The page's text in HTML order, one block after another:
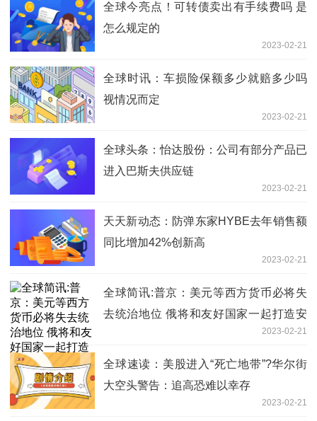
全球今亮点！可转债卖出有手续费吗 是
怎么规定的
2023-02-21
全球时讯：车损险保额多少就赔多少吗
视情况而定
2023-02-21
全球头条：怡达股份：公司有部分产品已
进入巴斯夫供应链
2023-02-21
天天新动态：防弹东家HYBE去年销售额
同比增加42%创新高
2023-02-21
全球简讯:普京：美元等西方货币必将失
去统治地位 俄将和友好国家一起打造安
2023-02-21
全球速读：美股进入“死亡地带”?华尔街
大空头警告：追高恐难以幸存
2023-02-21